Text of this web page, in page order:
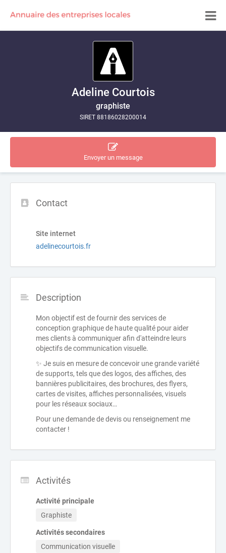
Adeline Courtois
graphiste
SIRET 88186028200014
Envoyer un message
Contact
Site internet
adelinecourtois.fr
Description
Mon objectif est de fournir des services de
conception graphique de haute qualité pour aider
mes clients à communiquer afin d'atteindre leurs
objectifs de communication visuelle.
✨ Je suis en mesure de concevoir une grande variété
de supports, tels que des logos, des affiches, des
bannières publicitaires, des brochures, des flyers,
cartes de visites, affiches personnalisées, visuels
pour les réseaux sociaux…
Pour une demande de devis ou renseignement me
contacter !
Activités
Activité principale
Graphiste
Activités secondaires
Communication visuelle